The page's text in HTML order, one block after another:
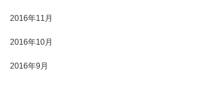
2016年11月
2016年10月
2016年9月